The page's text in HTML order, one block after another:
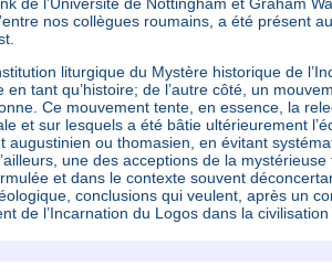
nos collègues roumains, a été présent
liturgique du Mystère historique de
en tant qu’histoire; de l’autre côté, un
Ce mouvement tente, en essence, la
et sur lesquels a été bâtie ultérieurement
ou thomasien, en évitant
une des acceptions de la mystérieuse
et dans le contexte souvent
conclusions qui veulent, après un
l’Incarnation du Logos dans la civilisation